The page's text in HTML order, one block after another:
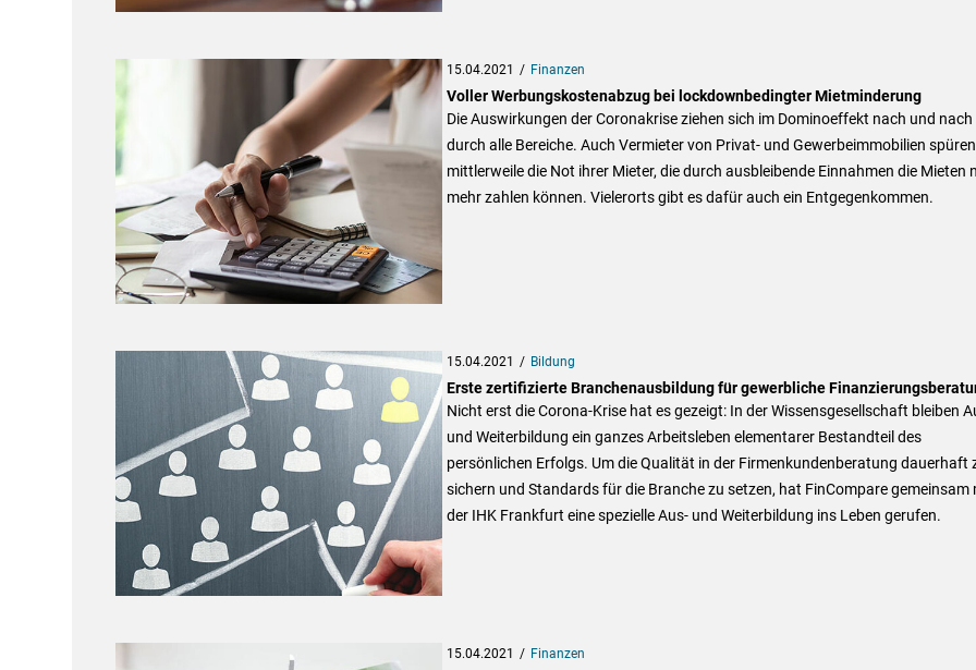
15.04.2021 Finanzen
Voller Werbungskostenabzug bei lockdownbedingter Mietminderung
Die Auswirkungen der Coronakrise ziehen sich im Dominoeffekt nach und nach
durch alle Bereiche. Auch Vermieter von Privat- und Gewerbeimmobilien spüren
mittlerweile die Not ihrer Mieter, die durch ausbleibende Einnahmen die Mieten
mehr zahlen können. Vielerorts gibt es dafür auch ein Entgegenkommen.
15.04.2021 Bildung
Erste zertifizierte Branchenausbildung für gewerbliche
Nicht erst die Corona-Krise hat es gezeigt: In der Wissensgesellschaft bleiben
und Weiterbildung ein ganzes Arbeitsleben elementarer Bestandteil des
persönlichen Erfolgs. Um die Qualität in der Firmenkundenberatung dauerhaft
sichern und Standards für die Branche zu setzen, hat FinCompare gemeinsam
der IHK Frankfurt eine spezielle Aus- und Weiterbildung ins Leben gerufen.
15.04.2021 Finanzen